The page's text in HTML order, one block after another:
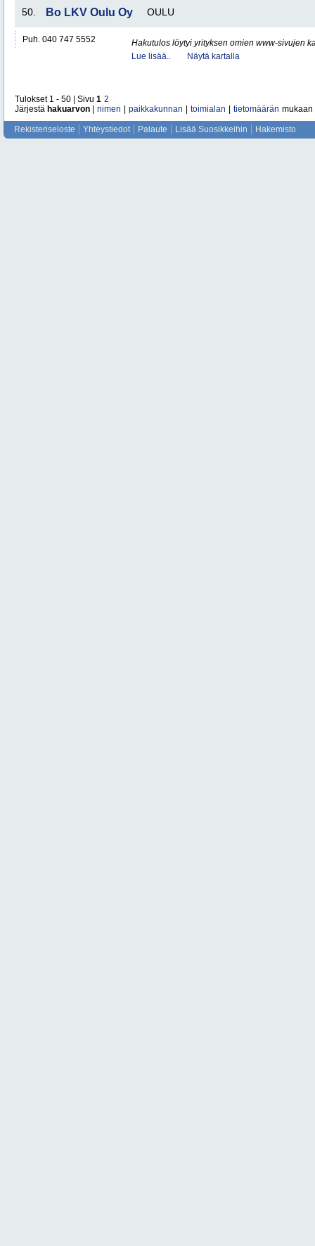
50. Bo LKV Oulu Oy OULU
Puh. 040 747 5552
Hakutulos löytyi yrityksen omien www-sivujen
Lue lisää..
Näytä kartalla
Tulokset 1 - 50 | Sivu 1 2
Järjestä hakuarvon nimen paikkakunnan toimialan tietomäärän mukaan
Rekisteriseloste Yhteystiedot Palaute Lisää Suosikkeihin Hakemisto